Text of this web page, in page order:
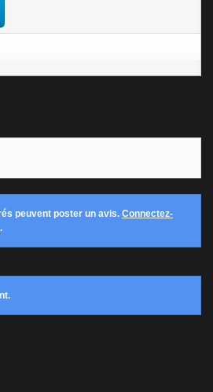
peuvent poster un avis. Connectez-
.